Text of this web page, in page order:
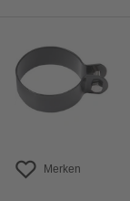
Merken